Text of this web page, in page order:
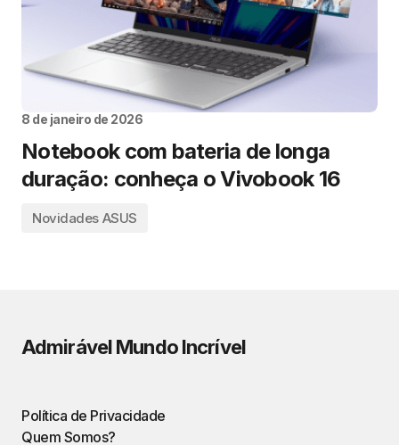
8 de janeiro de 2026
Notebook com bateria de longa
duração: conheça o Vivobook 16
Novidades ASUS
Admirável Mundo Incrível
Política de Privacidade
Quem Somos?